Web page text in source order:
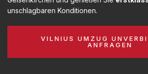
unschlagbaren Konditionen.
VILNIUS UMZUG
ANFRAGEN